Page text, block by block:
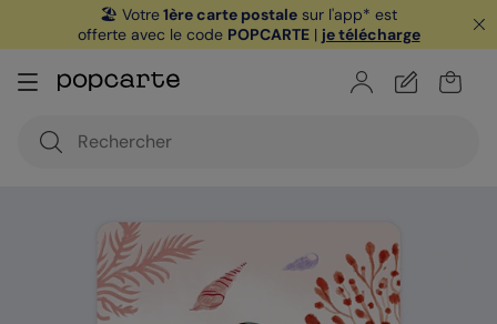
🏖️ Votre1ère carte postale sur l'app* est
offerte avec le code POPCARTE| je télécharge